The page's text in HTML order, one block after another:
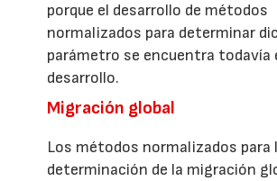
porque el desarrollo de métodos
normalizados para determinar
parámetro se encuentra todavía
desarrollo.
Migración global
Los métodos normalizados para
determinación de la migración